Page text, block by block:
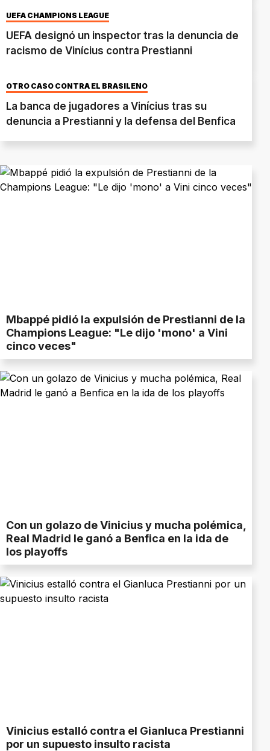
UEFA CHAMPIONS LEAGUE
UEFA designó un inspector tras la denuncia de
racismo de Vinícius contra Prestianni
OTRO CASO CONTRA EL BRASILEÑO
La banca de jugadores a Vinícius tras su
denuncia a Prestianni y la defensa del Benfica
Mbappé pidió la expulsión de Prestianni de la
Champions League: "Le dijo 'mono' a Vini
cinco veces"
Con un golazo de Vinicius y mucha polémica,
Real Madrid le ganó a Benfica en la ida de
los playoffs
Vinicius estalló contra el Gianluca Prestianni
por un supuesto insulto racista